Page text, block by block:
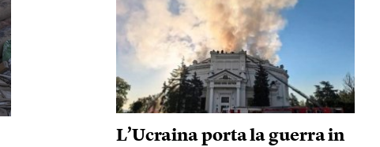
L’Ucraina porta la guerra in